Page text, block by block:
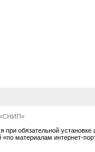
«СНИП»
обязательной установке
материалам интернет-